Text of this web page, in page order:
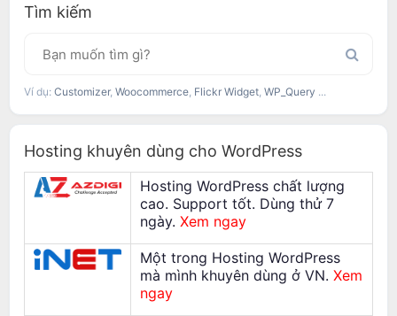
Tìm kiếm
Ví dụ: Customizer, Woocommerce, Flickr Widget, WP_Query ...
Hosting khuyên dùng cho WordPress
Hosting WordPress chất lượng
cao. Support tốt. Dùng thử 7
ngày. Xem ngay
Một trong Hosting WordPress
mà mình khuyên dùng ở VN. Xem
ngay